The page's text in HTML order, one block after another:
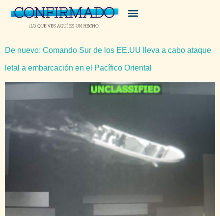
De nuevo: Comando Sur de los EE.UU lleva a cabo ataque
letal a embarcación en el Pacífico Oriental